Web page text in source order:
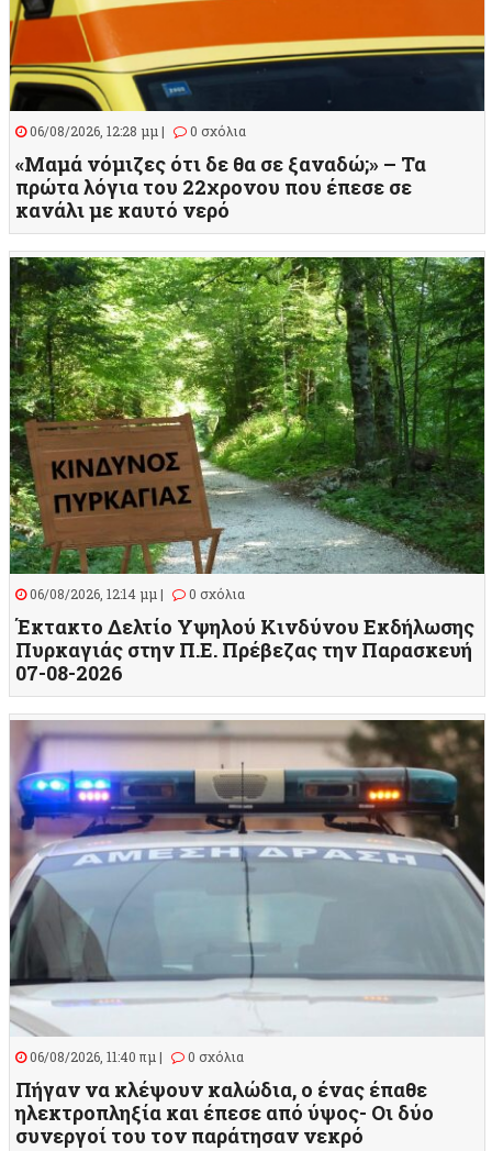
06/08/2026, 12:28 μμ | 0 σχόλια
«Μαμά νόμιζες ότι δε θα σε ξαναδώ;» – Τα
πρώτα λόγια του 22χρονου που έπεσε σε
κανάλι με καυτό νερό
06/08/2026, 12:14 μμ | 0 σχόλια
Έκτακτο Δελτίο Υψηλού Κινδύνου Εκδήλωσης
Πυρκαγιάς στην Π.Ε. Πρέβεζας την Παρασκευή
07-08-2026
06/08/2026, 11:40 πμ | 0 σχόλια
Πήγαν να κλέψουν καλώδια, ο ένας έπαθε
ηλεκτροπληξία και έπεσε από ύψος- Οι δύο
συνεργοί του τον παράτησαν νεκρό